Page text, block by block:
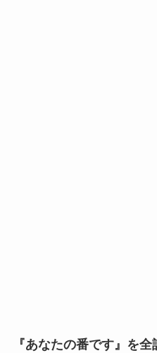
『あなたの番です』を